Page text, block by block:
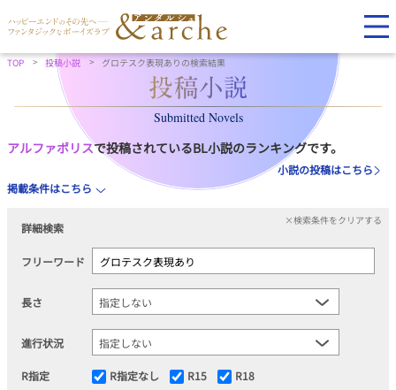
TOP 投稿小説 グロテスク表現ありの検索結果
Submitted Novels
アルファポリスで投稿されているBL小説のランキングです。
小説の投稿はこちら
掲載条件はこちら
詳細検索
×検索条件をクリアする
フリーワード
長さ
進行状況
R指定 R指定なし R15 R18